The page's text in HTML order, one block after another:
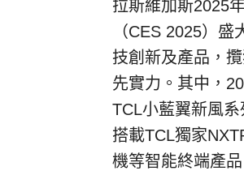
拉斯維加斯2025
（CES 2025）盛
技創新及產品，
先實力。其中，
TCL小藍翼新風系
搭載TCL獨家
機等智能終端產